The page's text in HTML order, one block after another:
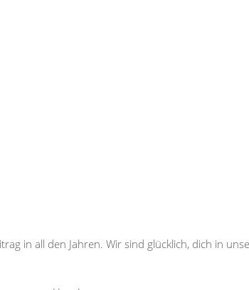
in all den Jahren. Wir sind glücklich, dich in